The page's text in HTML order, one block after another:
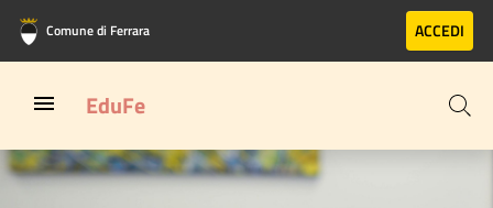
Vai al contenuto principale
Vai al footer
Comune di Ferrara ACCEDI
EduFe